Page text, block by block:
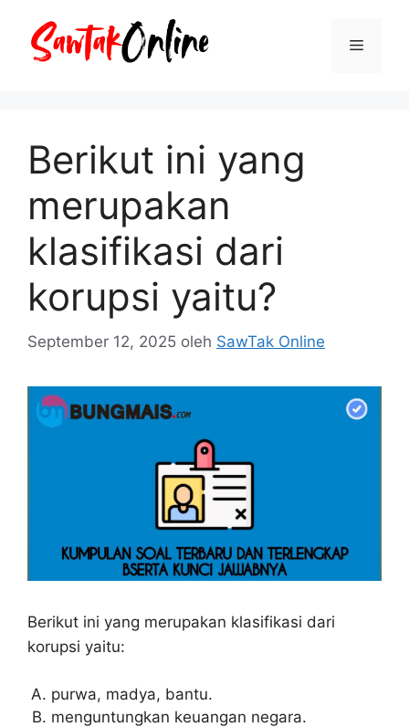
Menu
Berikut ini yang
merupakan
klasifikasi dari
korupsi yaitu?
September 12, 2025 oleh SawTak Online
Berikut ini yang merupakan klasifikasi dari
korupsi yaitu:
purwa, madya, bantu.
menguntungkan keuangan negara.